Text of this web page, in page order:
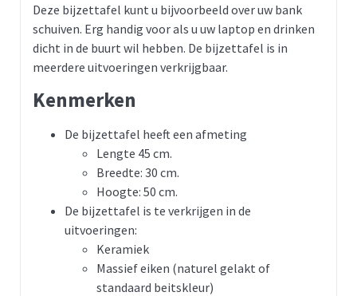
Deze bijzettafel kunt u bijvoorbeeld over uw bank
schuiven. Erg handig voor als u uw laptop en drinken
dicht in de buurt wil hebben. De bijzettafel is in
meerdere uitvoeringen verkrijgbaar.
Kenmerken
De bijzettafel heeft een afmeting
Lengte 45 cm.
Breedte: 30 cm.
Hoogte: 50 cm.
De bijzettafel is te verkrijgen in de
uitvoeringen:
Keramiek
Massief eiken (naturel gelakt of
standaard beitskleur)